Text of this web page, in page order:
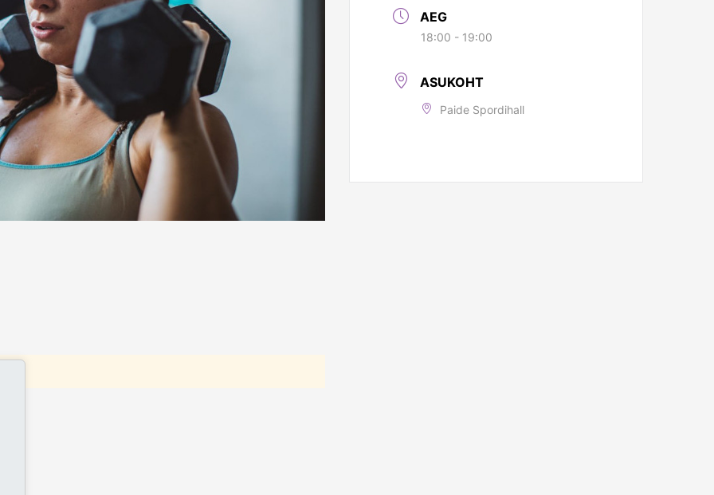
AEG
18:00 - 19:00
ASUKOHT
Paide Spordihall